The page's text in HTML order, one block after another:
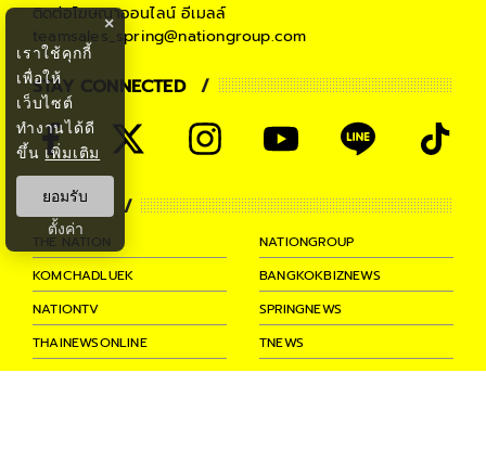
ติดต่อโฆษณาออนไลน์ อีเมลล์
teamsales_spring@nationgroup.com
STAY CONNECTED
PARTNER
THE NATION
NATIONGROUP
KOMCHADLUEK
BANGKOKBIZNEWS
NATIONTV
SPRINGNEWS
THAINEWSONLINE
TNEWS
THANSETTAKIJ
×
เราใช้คุกกี้
เพื่อให้
เว็บไซต์
ทำงานได้ดี
ขึ้น เพิ่มเติม
ยอมรับ
ตั้งค่า